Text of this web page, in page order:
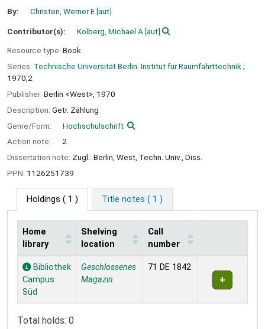
By: Christen, Werner E[aut]
Contributor(s): Kolberg, Michael A [aut]
Resource type: Book
Series: Technische Universität Berlin. Institut für Raumfahrttechnik ;
1970,2
Publisher: Berlin <West>, 1970
Description: Getr. Zählung
Genre/Form:
Hochschulschrift
Action note:
2
Dissertation note: Zugl.: Berlin, West, Techn. Univ., Diss.
PPN: 1126251739
Holdings ( 1 ) Title notes ( 1 )
Holdings
Home
library
Shelving
location
Call
number
Bibliothek
Campus
Süd
Geschlossenes
Magazin
71 DE 1842
Total holds: 0